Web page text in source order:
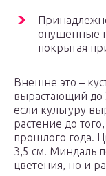
опушенные
покрытая
Внешне это –
вырастающий до
если культуру
растение до
прошлого года.
3,5 см. Миндаль
цветения, но и